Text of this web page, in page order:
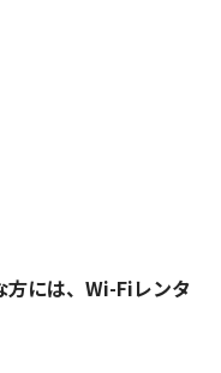
には、Wi-Fiレンタ